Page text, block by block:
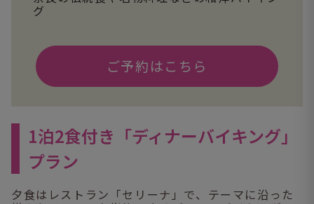
グ
ご予約はこちら
1泊2食付き「ディナーバイキング」
プラン
夕食はレストラン「セリーナ」で、テーマに沿った